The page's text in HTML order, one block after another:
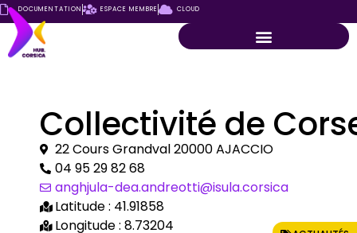
DOCUMENTATION ESPACE MEMBRE CLOUD
Collectivité de
22 Cours Grandval 20000 AJACCIO
04 95 29 82 68
anghjula-dea.andreotti@isula.corsica
Latitude : 41.91858
Longitude : 8.73204